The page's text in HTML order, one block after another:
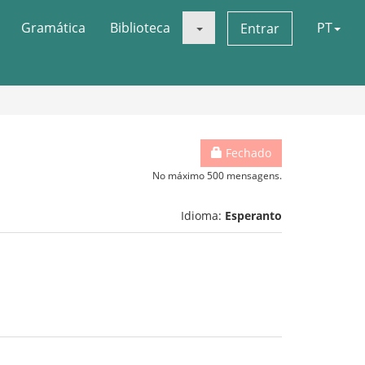
Gramática Biblioteca Entrar PT
Fechado
No máximo 500 mensagens.
Idioma: Esperanto